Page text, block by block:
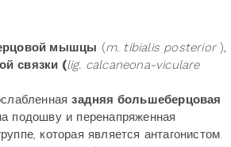
мышцы (m. tibialis posterior),
связки (lig. calcaneona-viculare
задняя большеберцовая
подошву и перенапряженная
которая является антагонистом.